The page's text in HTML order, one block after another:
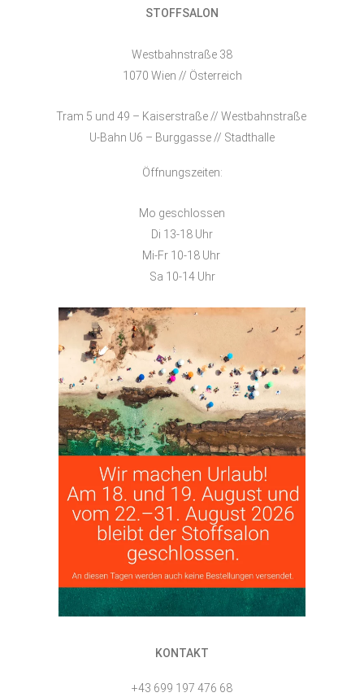
STOFFSALON
Westbahnstraße 38
1070 Wien // Österreich
Tram 5 und 49 – Kaiserstraße // Westbahnstraße
U-Bahn U6 – Burggasse // Stadthalle
Öffnungszeiten:
Mo geschlossen
Di 13-18 Uhr
Mi-Fr 10-18 Uhr
Sa 10-14 Uhr
KONTAKT
+43 699 197 476 68